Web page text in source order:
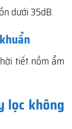
dưới 35dB.
tiết nồm ẩm
lọc không